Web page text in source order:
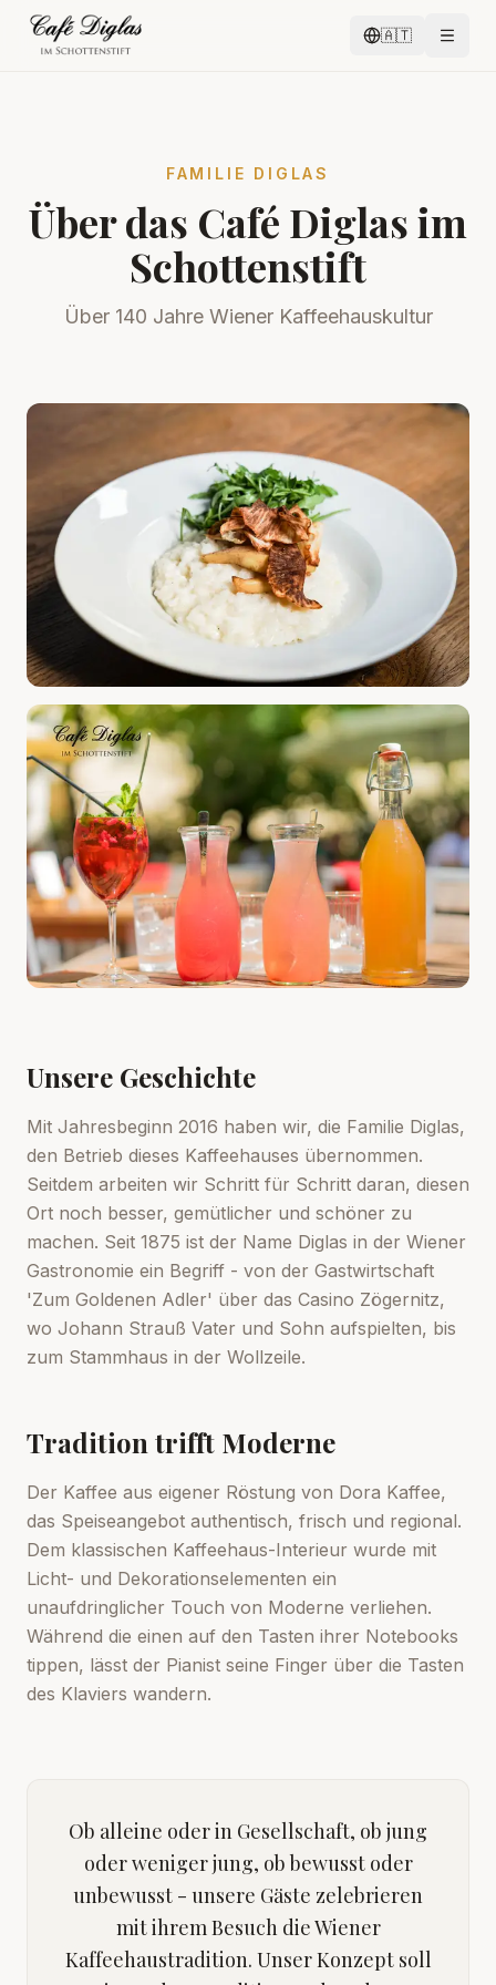
🇦🇹
FAMILIE DIGLAS
Über das Café Diglas im
Schottenstift
Über 140 Jahre Wiener Kaffeehauskultur
Unsere Geschichte
Mit Jahresbeginn 2016 haben wir, die Familie Diglas,
den Betrieb dieses Kaffeehauses übernommen.
Seitdem arbeiten wir Schritt für Schritt daran, diesen
Ort noch besser, gemütlicher und schöner zu
machen. Seit 1875 ist der Name Diglas in der Wiener
Gastronomie ein Begriff - von der Gastwirtschaft
'Zum Goldenen Adler' über das Casino Zögernitz,
wo Johann Strauß Vater und Sohn aufspielten, bis
zum Stammhaus in der Wollzeile.
Tradition trifft Moderne
Der Kaffee aus eigener Röstung von Dora Kaffee,
das Speiseangebot authentisch, frisch und regional.
Dem klassischen Kaffeehaus-Interieur wurde mit
Licht- und Dekorationselementen ein
unaufdringlicher Touch von Moderne verliehen.
Während die einen auf den Tasten ihrer Notebooks
tippen, lässt der Pianist seine Finger über die Tasten
des Klaviers wandern.
Ob alleine oder in Gesellschaft, ob jung
oder weniger jung, ob bewusst oder
unbewusst - unsere Gäste zelebrieren
mit ihrem Besuch die Wiener
Kaffeehaustradition. Unser Konzept soll